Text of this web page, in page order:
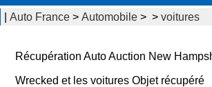
Auto France > Automobile > > voitures
Récupération Auto Auction New
Wrecked et les voitures Objet récupéré